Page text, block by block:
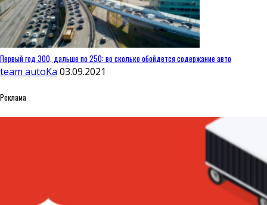
Первый год 300, дальше по 250: во сколько обойдется содержание авто
team autoKa 03.09.2021
Реклама